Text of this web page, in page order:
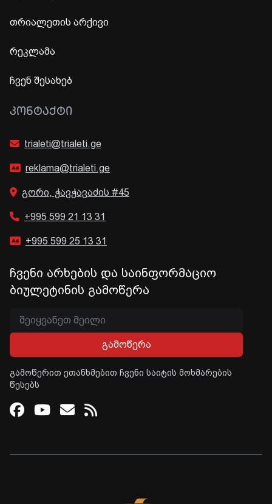
თრიალეთის არქივი
რეკლამა
ჩვენ შესახებ
ᲙᲝᲜᲢᲐᲥᲢᲘ
trialeti@trialeti.ge
reklama@trialeti.ge
გორი, ჭავჭავაძის #45
+995 599 21 13 31
+995 599 25 13 31
ჩვენი არხების და საინფორმაციო
ბიულეტინის გამოწერა
გამოწერა
გამოწერით ეთანხმებით ჩვენი საიტის მოხმარების
წესებს
Facebook
Youtube
Email
RSS